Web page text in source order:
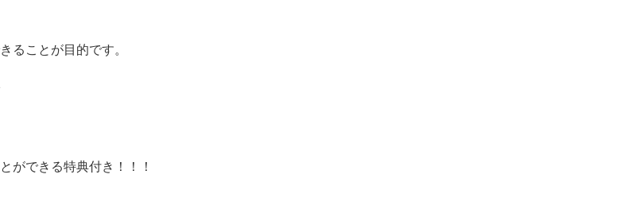
ることが目的です。
ができる特典付き！！！